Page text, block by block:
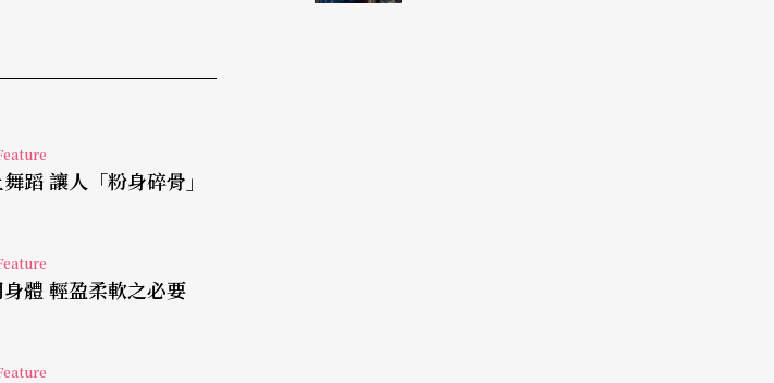
「火」何以是他人眼
，俯拾充滿火與紅色
火藥最早是東方發
由火燃燒，讓另外的
從其中萃取了一
蹈 讓人「粉身碎骨」
巧用身體 輕盈柔軟之必要